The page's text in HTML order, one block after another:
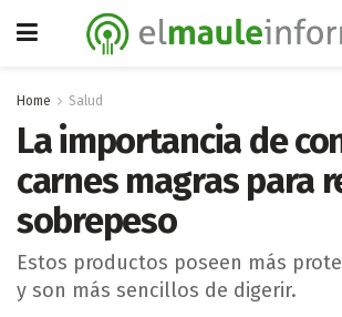
Home Salud
La importancia de
carnes magras para
sobrepeso
Estos productos poseen más
y son más sencillos de digerir.